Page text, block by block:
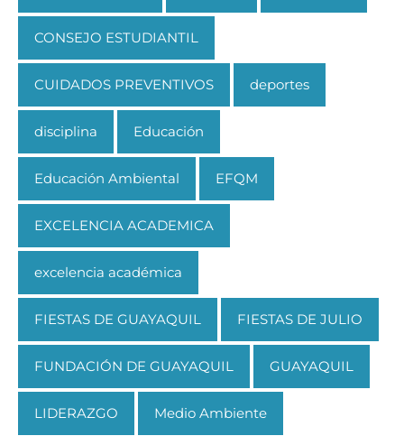
CONSEJO ESTUDIANTIL
CUIDADOS PREVENTIVOS deportes
disciplina Educación
Educación Ambiental EFQM
EXCELENCIA ACADEMICA
excelencia académica
FIESTAS DE GUAYAQUIL FIESTAS DE JULIO
FUNDACIÓN DE GUAYAQUIL GUAYAQUIL
LIDERAZGO Medio Ambiente